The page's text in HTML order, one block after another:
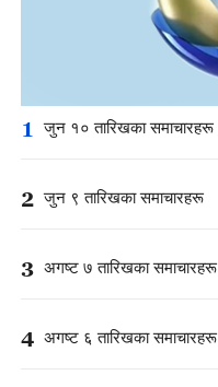
1 जुन १० तारिखका समाचारहरू
2 जुन ९ तारिखका समाचारहरू
3 अगष्ट ७ तारिखका समाचारहरू
4 अगष्ट ६ तारिखका समाचारहरू